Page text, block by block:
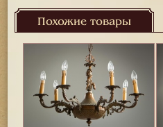
Похожие товары